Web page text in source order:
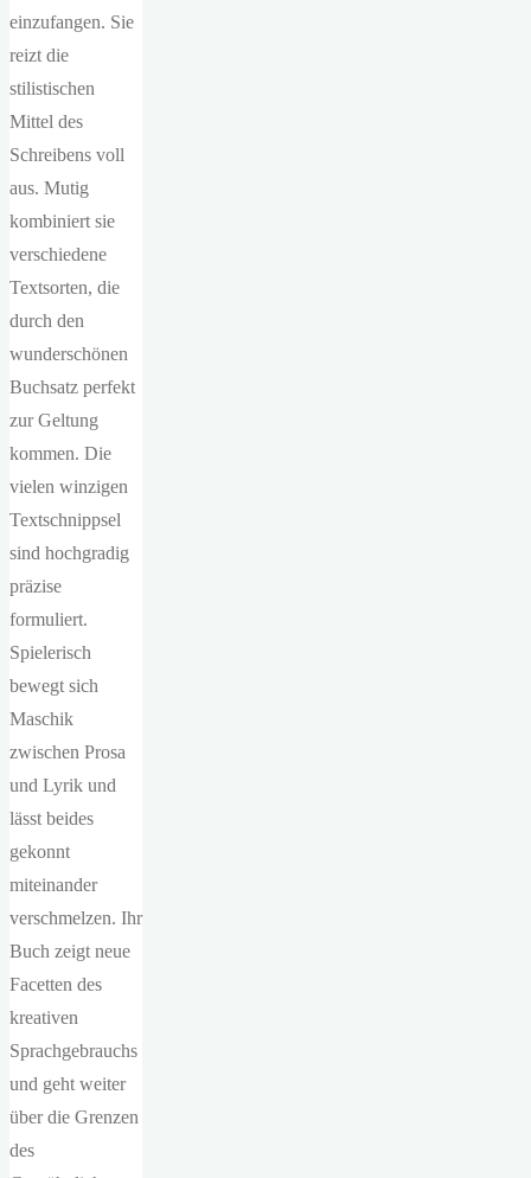
einzufangen. Sie
reizt die
stilistischen
Mittel des
Schreibens voll
aus. Mutig
kombiniert sie
verschiedene
Textsorten, die
durch den
wunderschönen
Buchsatz perfekt
zur Geltung
kommen. Die
vielen winzigen
Textschnippsel
sind hochgradig
präzise
formuliert.
Spielerisch
bewegt sich
Maschik
zwischen Prosa
und Lyrik und
lässt beides
gekonnt
miteinander
verschmelzen. Ihr
Buch zeigt neue
Facetten des
kreativen
Sprachgebrauchs
und geht weiter
über die Grenzen
des